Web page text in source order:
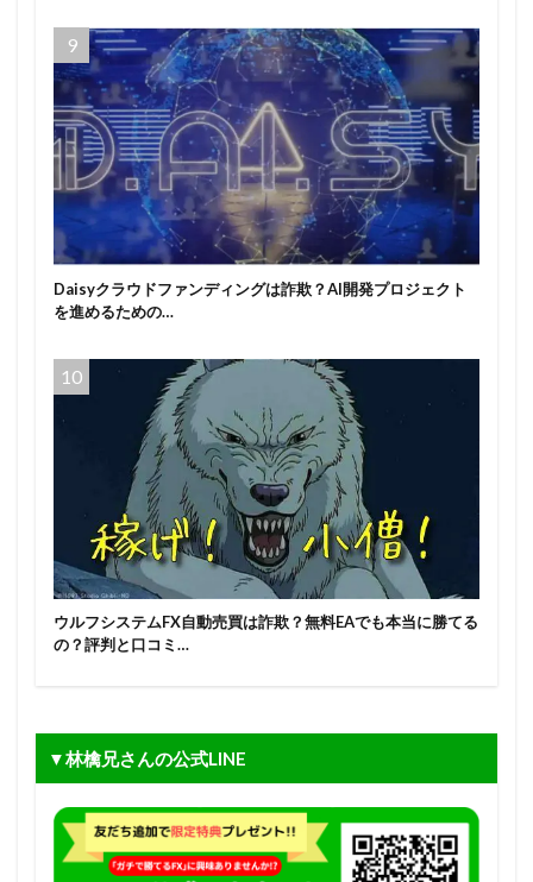
Daisyクラウドファンディングは詐欺？AI開発プロジェクト
を進めるための…
ウルフシステムFX自動売買は詐欺？無料EAでも本当に勝てる
の？評判と口コミ…
▼林檎兄さんの公式LINE